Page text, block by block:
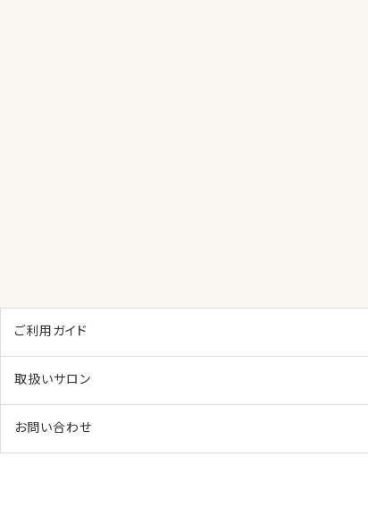
ご利用ガイド
取扱いサロン
お問い合わせ